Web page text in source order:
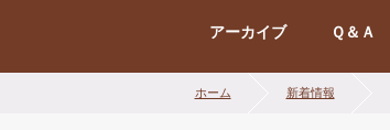
アーカイブ Ｑ＆Ａ
ホーム 新着情報